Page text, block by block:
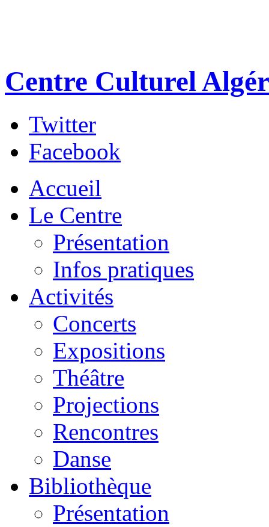
Centre Culturel
Twitter
Facebook
Accueil
Le Centre
Présentation
Infos pratiques
Activités
Concerts
Expositions
Théâtre
Projections
Rencontres
Danse
Bibliothèque
Présentation